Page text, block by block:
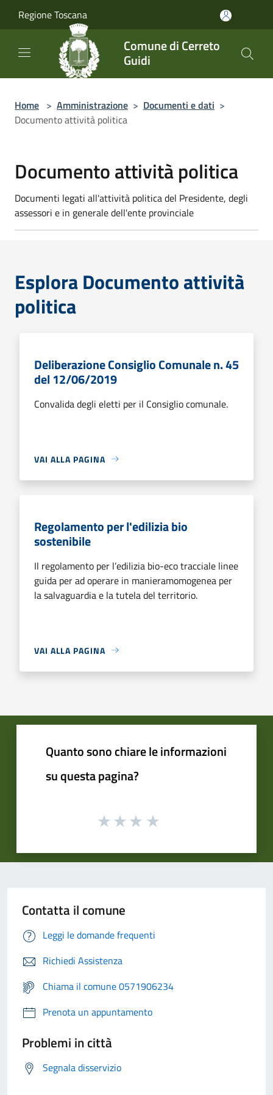
Regione Toscana
Comune di Cerreto
Guidi
Home > Amministrazione > Documenti e dati >
Documento attività politica
Documento attività politica
Documenti legati all'attività politica del Presidente, degli
assessori e in generale dell'ente provinciale
Esplora Documento attività
politica
Deliberazione Consiglio Comunale n. 45
del 12/06/2019
Convalida degli eletti per il Consiglio comunale.
VAI ALLA PAGINA
Regolamento per l'edilizia bio
sostenibile
Il regolamento per l’edilizia bio-eco tracciale linee
guida per ad operare in manieramomogenea per
la salvaguardia e la tutela del territorio.
VAI ALLA PAGINA
Quanto sono chiare le informazioni
su questa pagina?
Contatta il comune
Leggi le domande frequenti
Richiedi Assistenza
Chiama il comune 0571906234
Prenota un appuntamento
Problemi in città
Segnala disservizio